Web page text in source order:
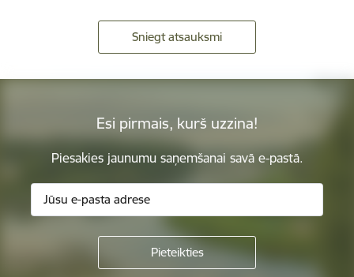
Sniegt atsauksmi
Esi pirmais, kurš uzzina!
Piesakies jaunumu saņemšanai savā e-pastā.